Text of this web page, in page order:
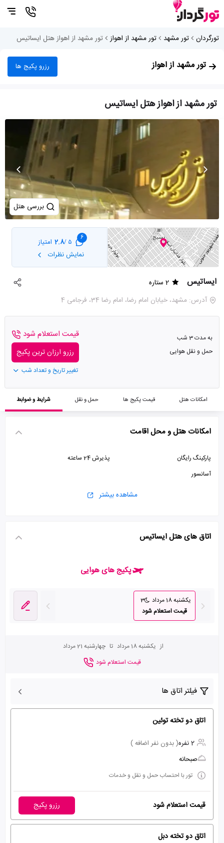
تورگردان تور مشهد تور مشهد از اهواز تور مشهد از اهواز هتل ایساتیس
تور مشهد از اهواز رزرو پکیج ها
تور مشهد از اهواز هتل ایساتیس
بررسی هتل
6
5 /
2.8 امتیاز
نمایش نظرات
ایساتیس
2 ستاره
آدرس: مشهد، خیابان امام رضا، امام رضا 34، فرجامی 4
به مدت 3 شب
حمل و نقل هوایی
قیمت استعلام شود
رزرو ارزان ترین پکیج
تغییر تاریخ و تعداد شب
امکانات هتل قیمت پکیج ها حمل و نقل شرایط و ضوابط
امکانات هتل و محل اقامت
پارکینگ رایگان
پذیرش 24 ساعته
آسانسور
مشاهده بیشتر
اتاق های هتل ایساتیس
پکیج های هوایی
یکشنبه 18 مرداد
3
قیمت استعلام شود
از یکشنبه 18 مرداد تا چهارشنبه 21 مرداد
قیمت استعلام شود
فیلتر اتاق ها
اتاق دو تخته توئین
2 نفره
( بدون نفر اضافه )
صبحانه
تور با احتساب حمل و نقل و خدمات
قیمت استعلام شود رزرو پکیج
اتاق دو تخته دبل